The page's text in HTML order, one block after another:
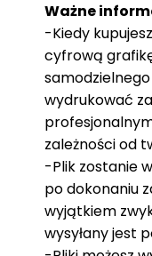
Ważne
-Kiedy
cyfrową
wydrukować
zależności od
-Plik zostanie
po dokonaniu
wyjątkiem
wysyłany jest